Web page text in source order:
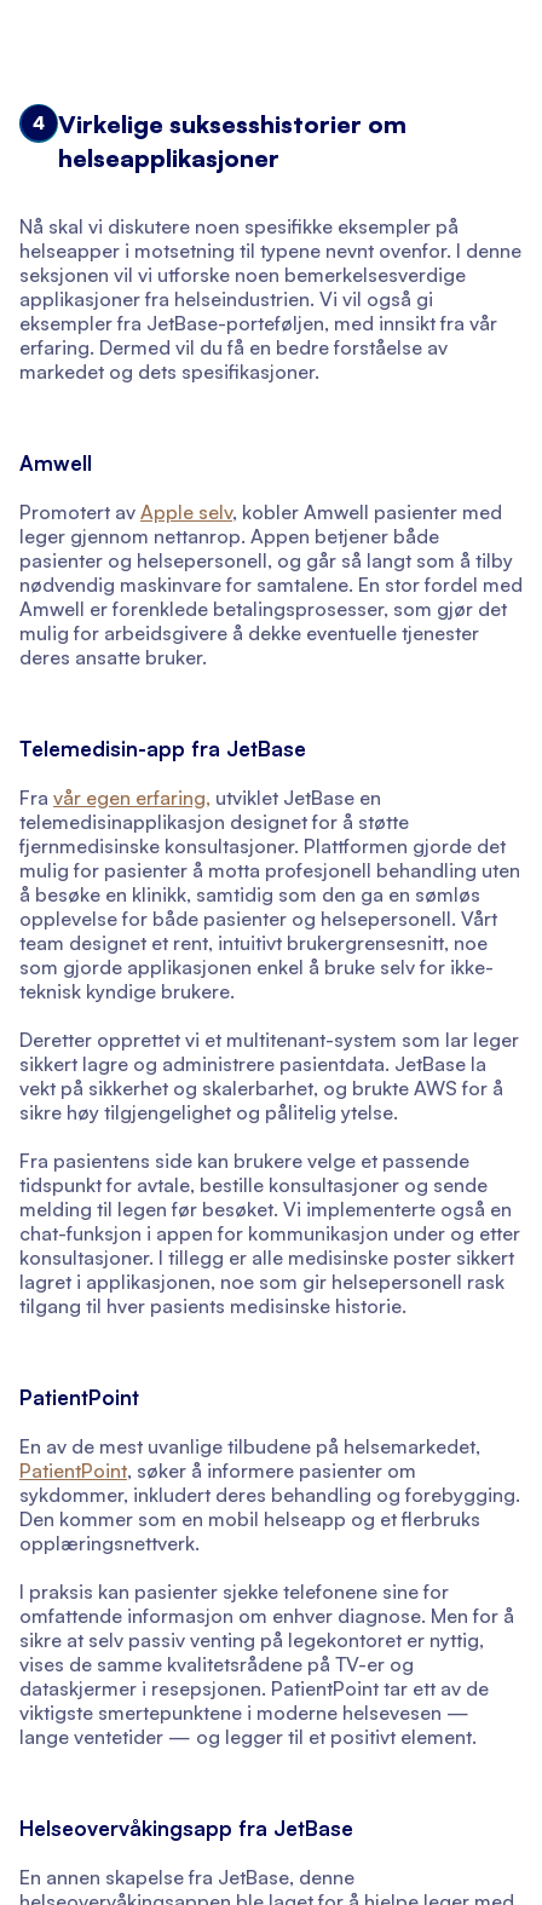
4 Virkelige suksesshistorier om
helseapplikasjoner
Nå skal vi diskutere noen spesifikke eksempler på
helseapper i motsetning til typene nevnt ovenfor. I denne
seksjonen vil vi utforske noen bemerkelsesverdige
applikasjoner fra helseindustrien. Vi vil også gi
eksempler fra JetBase-porteføljen, med innsikt fra vår
erfaring. Dermed vil du få en bedre forståelse av
markedet og dets spesifikasjoner.
Amwell
Promotert av Apple selv, kobler Amwell pasienter med
leger gjennom nettanrop. Appen betjener både
pasienter og helsepersonell, og går så langt som å tilby
nødvendig maskinvare for samtalene. En stor fordel med
Amwell er forenklede betalingsprosesser, som gjør det
mulig for arbeidsgivere å dekke eventuelle tjenester
deres ansatte bruker.
Telemedisin-app fra JetBase
Fra vår egen erfaring, utviklet JetBase en
telemedisinapplikasjon designet for å støtte
fjernmedisinske konsultasjoner. Plattformen gjorde det
mulig for pasienter å motta profesjonell behandling uten
å besøke en klinikk, samtidig som den ga en sømløs
opplevelse for både pasienter og helsepersonell. Vårt
team designet et rent, intuitivt brukergrensesnitt, noe
som gjorde applikasjonen enkel å bruke selv for ikke-
teknisk kyndige brukere.
Deretter opprettet vi et multitenant-system som lar leger
sikkert lagre og administrere pasientdata. JetBase la
vekt på sikkerhet og skalerbarhet, og brukte AWS for å
sikre høy tilgjengelighet og pålitelig ytelse.
Fra pasientens side kan brukere velge et passende
tidspunkt for avtale, bestille konsultasjoner og sende
melding til legen før besøket. Vi implementerte også en
chat-funksjon i appen for kommunikasjon under og etter
konsultasjoner. I tillegg er alle medisinske poster sikkert
lagret i applikasjonen, noe som gir helsepersonell rask
tilgang til hver pasients medisinske historie.
PatientPoint
En av de mest uvanlige tilbudene på helsemarkedet,
PatientPoint, søker å informere pasienter om
sykdommer, inkludert deres behandling og forebygging.
Den kommer som en mobil helseapp og et flerbruks
opplæringsnettverk.
I praksis kan pasienter sjekke telefonene sine for
omfattende informasjon om enhver diagnose. Men for å
sikre at selv passiv venting på legekontoret er nyttig,
vises de samme kvalitetsrådene på TV-er og
dataskjermer i resepsjonen. PatientPoint tar ett av de
viktigste smertepunktene i moderne helsevesen —
lange ventetider — og legger til et positivt element.
Helseovervåkingsapp fra JetBase
En annen skapelse fra JetBase, denne